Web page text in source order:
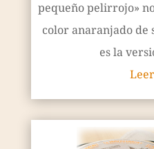
pequeño pelirrojo»
color anaranjado de
es la